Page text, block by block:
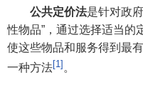
公共定价法是针对政
性物品”，通过选择适当的
使这些物品和服务得到最
一种方法[1] 。